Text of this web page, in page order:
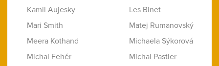
Kamil Aujesky
Les Binet
Mari Smith
Matej Rumanovský
Meera Kothand
Michaela Sýkorová
Michal Fehér
Michal Pastier